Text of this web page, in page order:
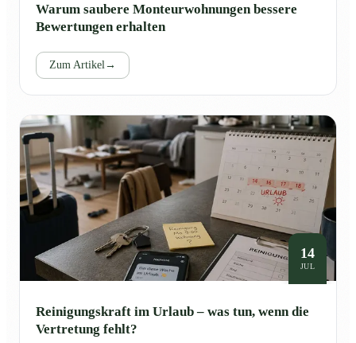
Warum saubere Monteurwohnungen bessere
Bewertungen erhalten
Zum Artikel →
14
JUL
Reinigungskraft im Urlaub – was tun, wenn die
Vertretung fehlt?